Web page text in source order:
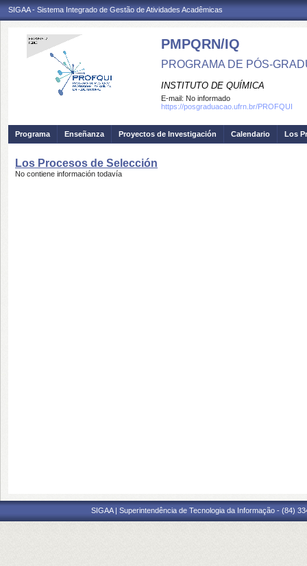
SIGAA - Sistema Integrado de Gestão de Atividades Acadêmicas
PMPQRN/IQ
PROGRAMA DE PÓS-
INSTITUTO DE QUÍMICA
E-mail: No informado
https://posgraduacao.ufrn.br/PROFQUI
Programa Enseñanza Proyectos de Investigación Calendario Los
Los Procesos de Selección
No contiene información todavía
SIGAA | Superintendência de Tecnologia da Informação - (84)